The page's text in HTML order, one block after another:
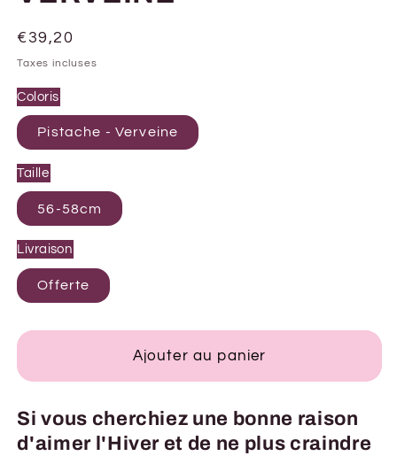
Prix
habituel
€39,20
Taxes incluses
Coloris
Pistache - Verveine
Taille
56-58cm
Livraison
Offerte
Ajouter au panier
Si vous cherchiez une bonne raison
d'aimer l'Hiver et de ne plus craindre